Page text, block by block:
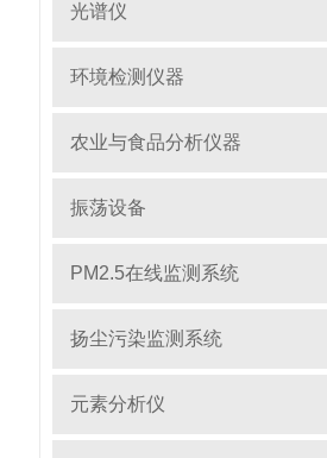
光谱仪
环境检测仪器
农业与食品分析仪器
振荡设备
PM2.5在线监测系统
扬尘污染监测系统
元素分析仪